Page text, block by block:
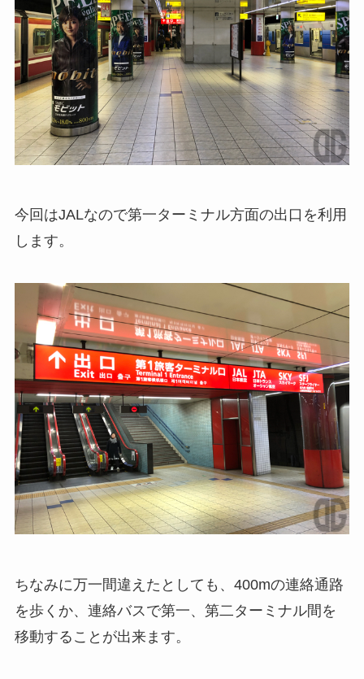
今回はJALなので第一ターミナル方面の出口を利用
します。
ちなみに万一間違えたとしても、400mの連絡通路
を歩くか、連絡バスで第一、第二ターミナル間を
移動することが出来ます。